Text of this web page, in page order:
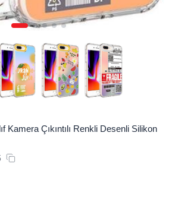
Kamera Çıkıntılı Renkli Desenli Silikon